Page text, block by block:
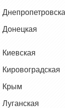
Донецкая
Киевская
Кировоградская
Крым
Луганская